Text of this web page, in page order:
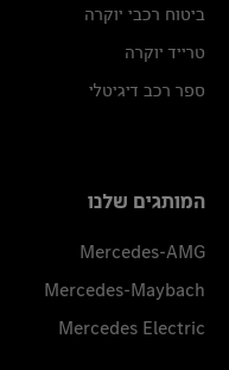
ביטוח רכבי יוקרה
טרייד יוקרה
ספר רכב דיגיטלי
המותגים שלנו
Mercedes-AMG
Mercedes-Maybach
Mercedes Electric